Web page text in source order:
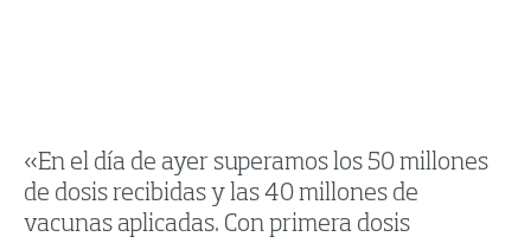
«En el día de ayer superamos los 50 millones
de dosis recibidas y las 40 millones de
vacunas aplicadas. Con primera dosis